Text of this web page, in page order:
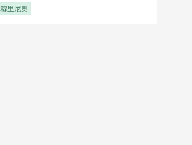
穆里尼奥